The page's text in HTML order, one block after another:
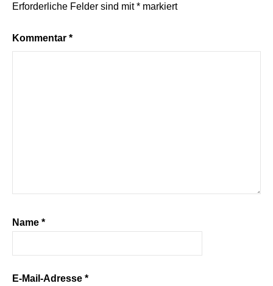
Erforderliche Felder sind mit* markiert
Kommentar *
Name *
E-Mail-Adresse *